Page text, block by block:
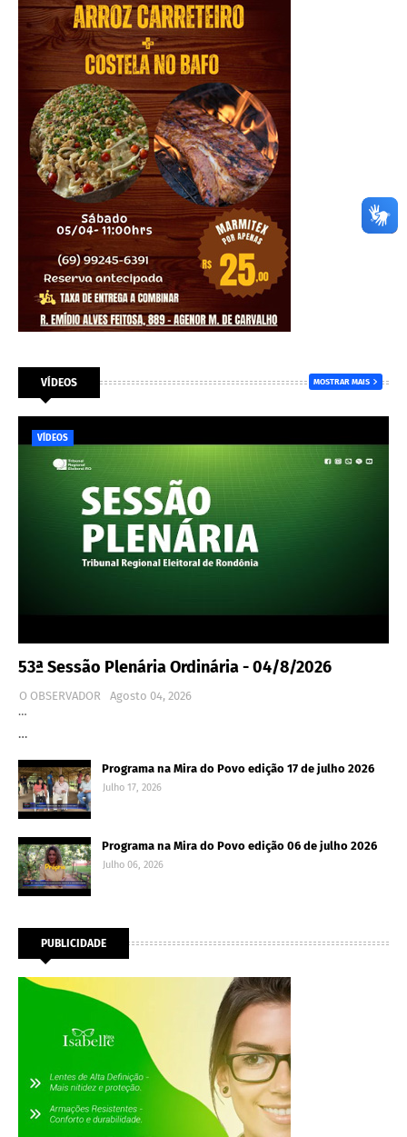
VÍDEOS MOSTRAR MAIS
VÍDEOS
53ª Sessão Plenária Ordinária - 04/8/2026
O OBSERVADOR
Agosto 04, 2026
…
…
Programa na Mira do Povo edição 17 de julho 2026
Julho 17, 2026
Programa na Mira do Povo edição 06 de julho 2026
Julho 06, 2026
PUBLICIDADE